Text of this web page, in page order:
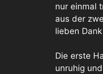
nur einmal
aus der
lieben
Die erste
unruhig